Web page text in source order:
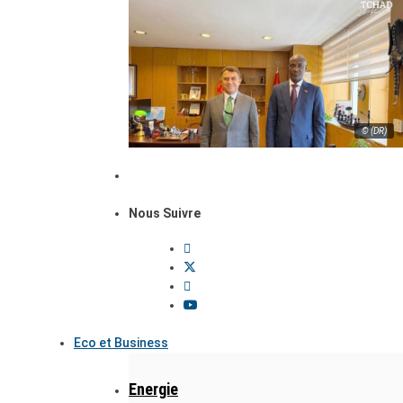
© (DR)
Nous Suivre
Eco et Business
Energie